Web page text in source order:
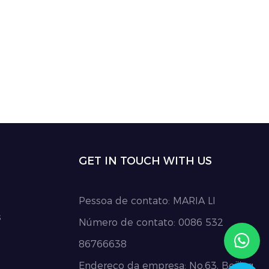
GET IN TOUCH WITH US
Pessoa de contato: MARIA LI
Número de contato: 0086 532
86766638
Endereço da empresa: No.63, Beijing